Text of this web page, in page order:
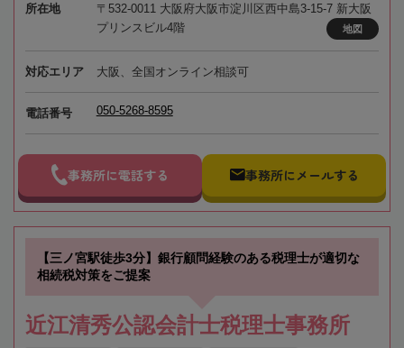
所在地
〒532-0011 大阪府大阪市淀川区西中島3-15-7 新大阪
プリンスビル4階
地図
対応エリア 大阪、全国オンライン相談可
電話番号 050-5268-8595
事務所に電話する 事務所にメールする
【三ノ宮駅徒歩3分】銀行顧問経験のある税理士が適切な
相続税対策をご提案
近江清秀公認会計士税理士事務所